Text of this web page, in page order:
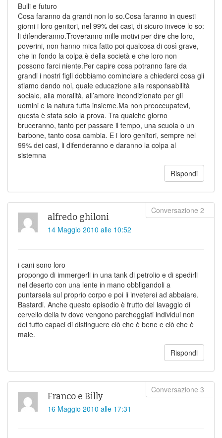
Bulli e futuro
Cosa faranno da grandi non lo so.Cosa faranno in questi
giorni i loro genitori, nel 99% dei casi, di sicuro invece lo so:
li difenderanno.Troveranno mille motivi per dire che loro,
poverini, non hanno mica fatto poi qualcosa di così grave,
che in fondo la colpa è della società e che loro non
possono farci niente.Per capire cosa potranno fare da
grandi i nostri figli dobbiamo cominciare a chiederci cosa gli
stiamo dando noi, quale educazione alla responsabilità
sociale, alla moralità, all’amore incondizionato per gli
uomini e la natura tutta insieme.Ma non preoccupatevi,
questa è stata solo la prova. Tra qualche giorno
bruceranno, tanto per passare il tempo, una scuola o un
barbone, tanto cosa cambia. E i loro genitori, sempre nel
99% dei casi, li difenderanno e daranno la colpa al
sistemna
Rispondi
alfredo ghiloni
14 Maggio 2010 alle 10:52
i cani sono loro
propongo di immergerli in una tank di petrolio e di spedirli
nel deserto con una lente in mano obbligandoli a
puntarsela sul proprio corpo e poi li inveterei ad abbaiare.
Bastardi. Anche questo episodio è frutto del lavaggio di
cervello della tv dove vengono parcheggiati individui non
del tutto capaci di distinguere ciò che è bene e ciò che è
male.
Rispondi
Franco e Billy
16 Maggio 2010 alle 17:31